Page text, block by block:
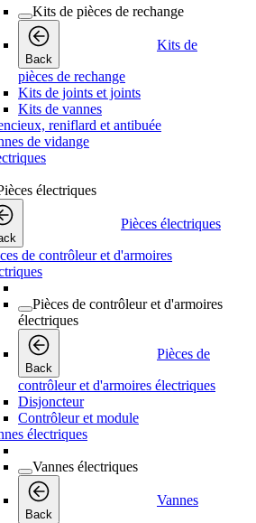
Kits de pièces de rechange
Back
Kits de
pièces de rechange
Kits de joints et joints
Kits de vannes
reniflard et antibuée
de vidange
électriques
Pièces électriques
de contrôleur et d'armoires
Pièces de contrôleur et d'armoires
électriques
Back
Pièces de
contrôleur et d'armoires électriques
Disjoncteur
Contrôleur et module
électriques
Vannes électriques
Back
Vannes